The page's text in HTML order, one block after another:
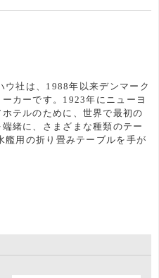
ウ社は、1988年以来デンマーク
カーです。1923年にニューヨ
テルのために、世界で最初の
緒に、さまざまな種類のテー
艦用の折り畳みテーブルを手が